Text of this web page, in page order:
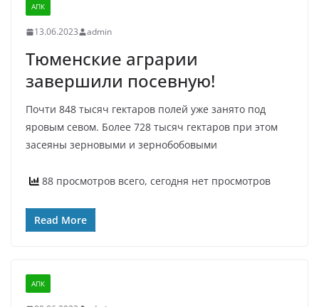
АПК
13.06.2023 admin
Тюменские аграрии
завершили посевную!
Почти 848 тысяч гектаров полей уже занято под
яровым севом. Более 728 тысяч гектаров при этом
засеяны зерновыми и зернобобовыми
88 просмотров всего, сегодня нет просмотров
Read More
АПК